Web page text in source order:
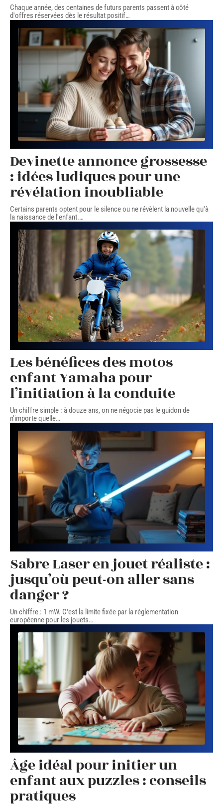
Chaque année, des centaines de futurs parents passent à côté
d'offres réservées dès le résultat positif…
Devinette annonce grossesse
: idées ludiques pour une
révélation inoubliable
Certains parents optent pour le silence ou ne révèlent la nouvelle qu'à
la naissance de l'enfant.…
Les bénéfices des motos
enfant Yamaha pour
l’initiation à la conduite
Un chiffre simple : à douze ans, on ne négocie pas le guidon de
n'importe quelle…
Sabre Laser en jouet réaliste :
jusqu’où peut-on aller sans
danger ?
Un chiffre : 1 mW. C'est la limite fixée par la réglementation
européenne pour les jouets…
Âge idéal pour initier un
enfant aux puzzles : conseils
pratiques